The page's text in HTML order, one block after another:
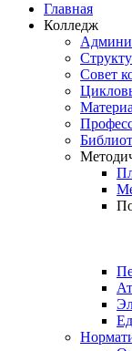
Главная
Колледж
Совет